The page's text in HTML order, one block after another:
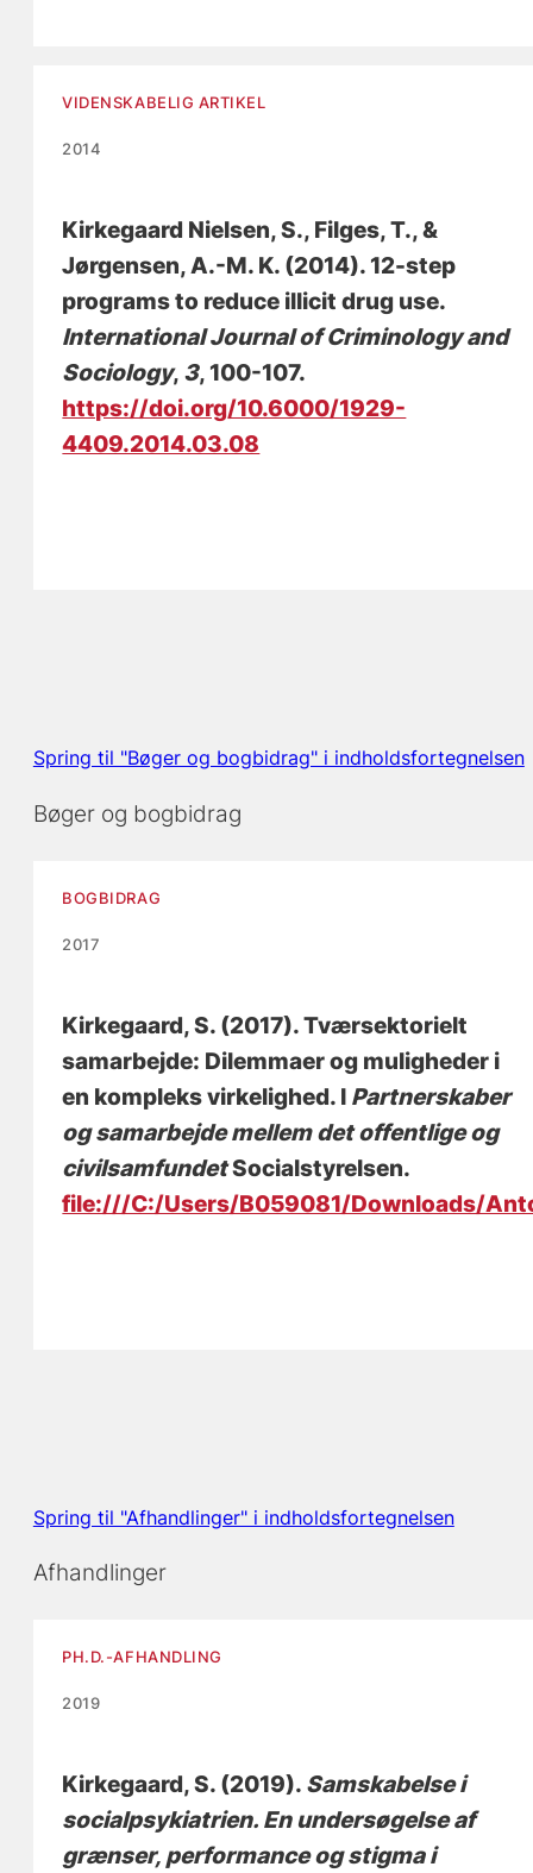
VIDENSKABELIG ARTIKEL
2014
Kirkegaard Nielsen, S., Filges, T., &
Jørgensen, A.-M. K. (2014). 12-step
programs to reduce illicit drug use.
International Journal of Criminology and
Sociology, 3, 100-107.
https://doi.org/10.6000/1929-
4409.2014.03.08
Spring til "Bøger og bogbidrag" i indholdsfortegnelsen
Bøger og bogbidrag
BOGBIDRAG
2017
Kirkegaard, S. (2017).Tværsektorielt
samarbejde: Dilemmaer og muligheder i
en kompleks virkelighed. I Partnerskaber
og samarbejde mellem det offentlige og
civilsamfundetSocialstyrelsen.
file:///C:/Users/B059081/Downloads/
Spring til "Afhandlinger" i indholdsfortegnelsen
Afhandlinger
PH.D.-AFHANDLING
2019
Kirkegaard, S. (2019). Samskabelse i
socialpsykiatrien. En undersøgelse af
grænser, performance og stigma i